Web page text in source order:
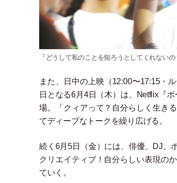
「どうして私のことを知ろうとしてくれない
また、日中の上映 （12:00〜17:15・
日となる6月4日
（木） は、Netflix『
場。
「 クィアって？自分らしく生き
てディープなトークを繰り広げる。
続く6月5日 （金） には、俳優、DJ、
クリエイティブ！自分らしい表現の
ていく。